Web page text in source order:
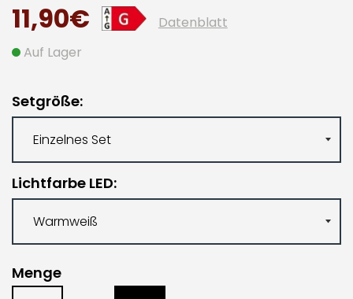
11,90€
Datenblatt
Auf Lager
Setgröße
Lichtfarbe LED
Menge